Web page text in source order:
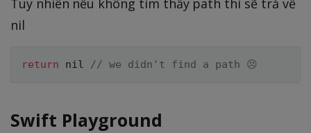
Tuy nhiên nếu không tìm thấy path thì sẽ trả về
nil
return nil // we didn't find a path 😣
Swift Playground